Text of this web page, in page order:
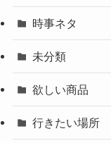
時事ネタ
未分類
欲しい商品
行きたい場所